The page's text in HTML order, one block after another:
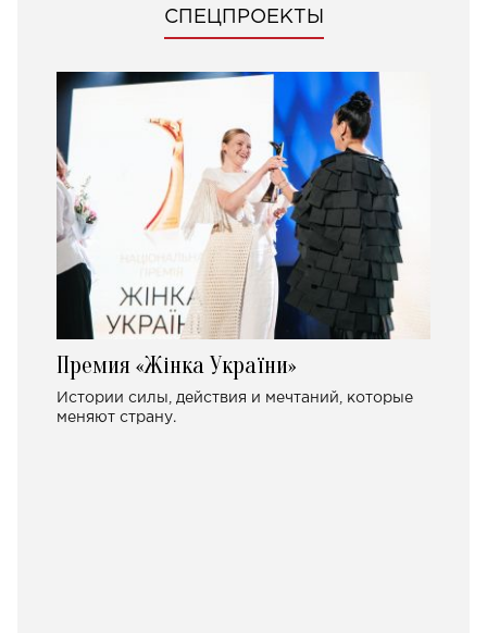
СПЕЦПРОЕКТЫ
Премия «Жінка України»
Истории силы, действия и мечтаний, которые
меняют страну.